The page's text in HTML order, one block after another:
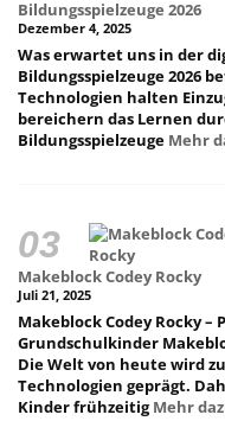
Bildungsspielzeuge 2026
Dezember 4, 2025
Was erwartet uns in der
Bildungsspielzeuge 2026
Technologien halten
bereichern das Lernen
Bildungsspielzeuge Mehr
Makeblock Codey Rocky
Juli 21, 2025
Makeblock Codey Rocky
Grundschulkinder
Die Welt von heute wird
Technologien geprägt.
Kinder frühzeitigMehr